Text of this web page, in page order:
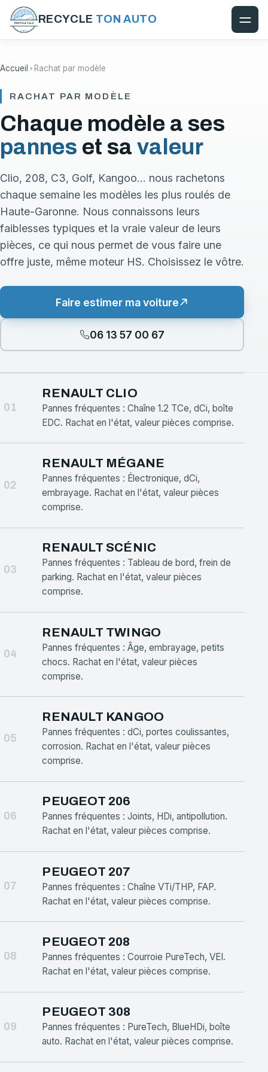
RECYCLE TON AUTO
Accueil Rachat par modèle
RACHAT PAR MODÈLE
Chaque modèle a ses
pannes et sa valeur
Clio, 208, C3, Golf, Kangoo… nous rachetons
chaque semaine les modèles les plus roulés de
Haute-Garonne. Nous connaissons leurs
faiblesses typiques et la vraie valeur de leurs
pièces, ce qui nous permet de vous faire une
offre juste, même moteur HS. Choisissez le vôtre.
Faire estimer ma voiture
06 13 57 00 67
01
RENAULT CLIO
Pannes fréquentes : Chaîne 1.2 TCe, dCi, boîte
EDC. Rachat en l'état, valeur pièces comprise.
02
RENAULT MÉGANE
Pannes fréquentes : Électronique, dCi,
embrayage. Rachat en l'état, valeur pièces
comprise.
03
RENAULT SCÉNIC
Pannes fréquentes : Tableau de bord, frein de
parking. Rachat en l'état, valeur pièces
comprise.
04
RENAULT TWINGO
Pannes fréquentes : Âge, embrayage, petits
chocs. Rachat en l'état, valeur pièces
comprise.
05
RENAULT KANGOO
Pannes fréquentes : dCi, portes coulissantes,
corrosion. Rachat en l'état, valeur pièces
comprise.
06
PEUGEOT 206
Pannes fréquentes : Joints, HDi, antipollution.
Rachat en l'état, valeur pièces comprise.
07
PEUGEOT 207
Pannes fréquentes : Chaîne VTi/THP, FAP.
Rachat en l'état, valeur pièces comprise.
08
PEUGEOT 208
Pannes fréquentes : Courroie PureTech, VEI.
Rachat en l'état, valeur pièces comprise.
09
PEUGEOT 308
Pannes fréquentes : PureTech, BlueHDi, boîte
auto. Rachat en l'état, valeur pièces comprise.